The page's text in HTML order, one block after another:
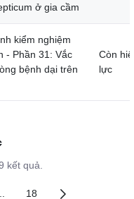
ở gia cầm
kiểm nghiệm
- Phần 31: Vắc
bệnh dại trên
Còn
lực
kết quả.
18